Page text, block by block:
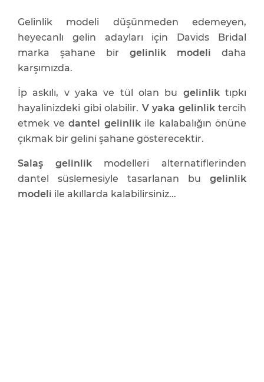
Gelinlik modeli düşünmeden edemeyen,
heyecanlı gelin adayları için Davids Bridal
marka şahane bir gelinlik modeli daha
karşımızda.
İp askılı, v yaka ve tül olan bu gelinliktıpkı
hayalinizdeki gibi olabilir. V yaka gelinliktercih
etmek ve dantel gelinlikile kalabalığın önüne
çıkmak bir gelini şahane gösterecektir.
Salaş gelinlikmodelleri alternatiflerinden
dantel süslemesiyle tasarlanan bu gelinlik
modeli ile akıllarda kalabilirsiniz...